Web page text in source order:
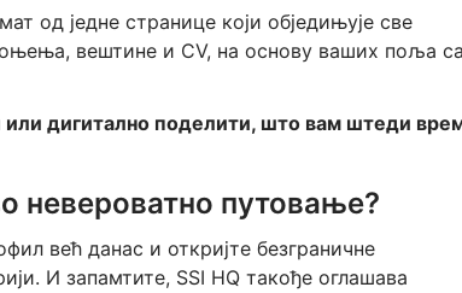
од једне странице који обједињује све
вештине и CV, на основу ваших поља
дигитално поделити, што вам штеди
невероватно путовање?
већ данас и откријте безграничне
И запамтите, SSI HQ такође оглашава